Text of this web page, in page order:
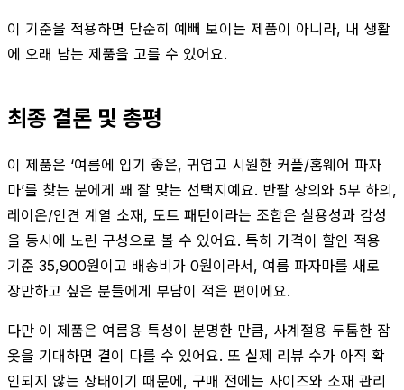
이 기준을 적용하면 단순히 예뻐 보이는 제품이 아니라, 내 생활
에 오래 남는 제품을 고를 수 있어요.
최종 결론 및 총평
이 제품은 ‘여름에 입기 좋은, 귀엽고 시원한 커플/홈웨어 파자
마’를 찾는 분에게 꽤 잘 맞는 선택지예요. 반팔 상의와 5부 하의,
레이온/인견 계열 소재, 도트 패턴이라는 조합은 실용성과 감성
을 동시에 노린 구성으로 볼 수 있어요. 특히 가격이 할인 적용
기준 35,900원이고 배송비가 0원이라서, 여름 파자마를 새로
장만하고 싶은 분들에게 부담이 적은 편이에요.
다만 이 제품은 여름용 특성이 분명한 만큼, 사계절용 두툼한 잠
옷을 기대하면 결이 다를 수 있어요. 또 실제 리뷰 수가 아직 확
인되지 않는 상태이기 때문에, 구매 전에는 사이즈와 소재 관리